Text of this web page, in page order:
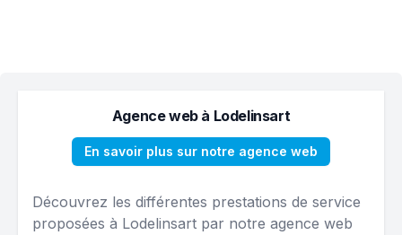
Agence web à Lodelinsart
En savoir plus sur notre agence web
Découvrez les différentes prestations de service
proposées à Lodelinsart par notre agence web